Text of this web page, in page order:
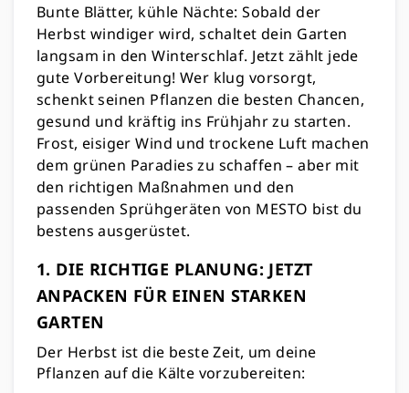
Bunte Blätter, kühle Nächte: Sobald der
Herbst windiger wird, schaltet dein Garten
langsam in den Winterschlaf. Jetzt zählt jede
gute Vorbereitung! Wer klug vorsorgt,
schenkt seinen Pflanzen die besten Chancen,
gesund und kräftig ins Frühjahr zu starten.
Frost, eisiger Wind und trockene Luft machen
dem grünen Paradies zu schaffen – aber mit
den richtigen Maßnahmen und den
passenden Sprühgeräten von MESTO bist du
bestens ausgerüstet.
1. DIE RICHTIGE PLANUNG: JETZT
ANPACKEN FÜR EINEN STARKEN
GARTEN
Der Herbst ist die beste Zeit, um deine
Pflanzen auf die Kälte vorzubereiten: